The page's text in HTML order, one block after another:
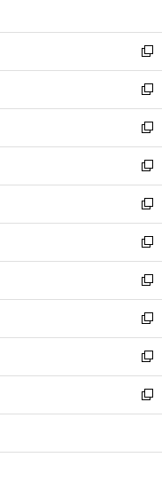
開
く
ウ
で
開
く
ン
ド
ウ
で
開
く
ウ
ィ
ン
ド
ウ
で
開
く
新
し
い
ウ
ィ
ン
ド
ウ
で
開
く
新
し
い
ウ
ィ
ン
ド
ウ
で
開
く
新
し
い
ウ
ィ
ン
ド
ウ
で
開
く
新
し
い
ウ
ィ
ン
ド
ウ
で
開
く
新
し
い
ウ
ィ
ン
ド
ウ
で
開
く
新
し
い
ウ
ィ
ン
ド
ウ
で
開
新
し
い
ウ
ィ
ン
ド
ウ
開
新
し
い
ウ
ィ
ン
ウ
新
し
い
ウ
ン
新
し
ウ